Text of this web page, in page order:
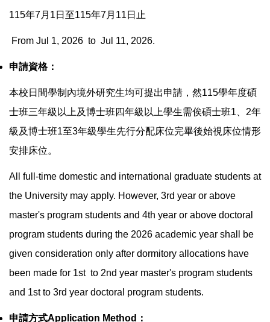
115年7月 1 日至115年7月 11 日止
From Jul 1, 2026 to Jul 11, 2026.
申請資格：
本校日間學制內境外研究生均可提出申請，然115學年度碩
士班三年級以上及博士班四年級以上學生需俟碩士班1 2年
級及博士班1至3年級學生先行分配床位完畢後始視床位情形
安排床位。
All full-time domestic and international graduate students at
the University may apply. However, 3rd year or above
master's program students and 4th year or above doctoral
program students during the 2026 academic year shall be
given consideration only after dormitory allocations have
been made for 1st to 2nd year master's program students
and 1st to 3rd year doctoral program students.
申請方式Application Method ：